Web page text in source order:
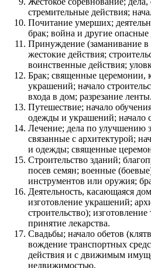
стремительные действия;
Почитание умерших;
брак; война и другие опасные
Принуждение (заманивание
жестокие действия;
воинственные действия;
Брак; священные церемонии,
украшений; начало
входа в дом; разрезание ленты.
Путешествие; начало
одежды и украшений; начало
Лечение; дела по улучшению
связанные с архитектурой;
и одежды; священные
Строительство зданий;
посев семян; военные
инструментов или оружия;
Деятельность, касающаяся
изготовление украшений;
строительство);
принятие лекарства.
Свадьбы; начало обетов
вождение транспортных
действия и с движимым
недвижимостью.